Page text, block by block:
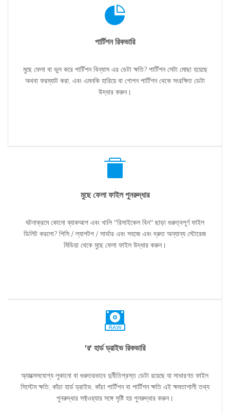
পার্টিশন রিকভারি
মুছে ফেলা বা ভুল করে পার্টিশন বিন্যাস এর ডেটা ক্ষতি? পার্টিশন সেটা মোছা হয়েছে
অথবা ফরম্যাট করা, এবং এমনকি হারিয়ে বা গোপন পার্টিশন থেকে সংরক্ষিত ডেটা
উদ্ধার করুন।
মুছে ফেলা ফাইল পুনরুদ্ধার
ঘটনাক্রমে কোনো ব্যাকআপ এবং খালি "রিসাইকেল বিন" ছাড়া গুরুত্বপূর্ণ ফাইল
ডিলিট করলো? পিসি / ল্যাপটপ / সার্ভার এবং সহজে এবং দ্রুত অন্যান্য স্টোরেজ
মিডিয়া থেকে মুছে ফেলা ফাইল উদ্ধার করুন।
'র' হার্ড ড্রাইভ রিকভারি
অ্যাক্সেসযোগ্য লুকানো বা গুরুতরভাবে দুর্নীতিগ্রস্ত ডেটা রয়েছে যা সাধারণত ফাইল
সিস্টেম ক্ষতি, কাঁচা হার্ড ড্রাইভ, কাঁচা পার্টিশন বা পার্টিশন ক্ষতি এই ক্ষমতাশালী তথ্য
পুনরুদ্ধার সফ্টওয়্যার সঙ্গে সৃষ্টি হয় পুনরুদ্ধার করুন।